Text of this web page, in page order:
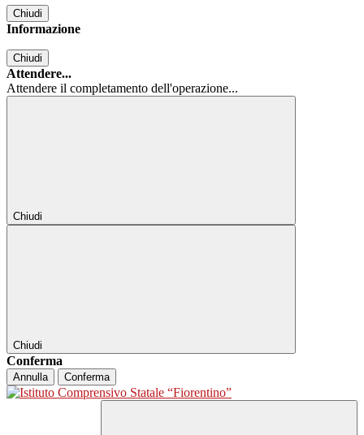
Chiudi
Informazione
Chiudi
Attendere...
Attendere il completamento dell'operazione...
Chiudi
Chiudi
Conferma
Annulla Conferma